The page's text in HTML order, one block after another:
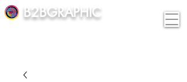
B2BGRAPHIC